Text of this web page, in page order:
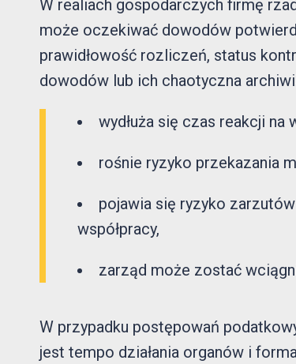
W realiach gospodarczych firmę
może oczekiwać dowodów
prawidłowość rozliczeń, status
dowodów lub ich chaotyczna
wydłuża się czas reakcji
rośnie ryzyko przekazania
pojawia się ryzyko
współpracy,
zarząd może zostać
W przypadku postępowań
jest tempo działania organów i